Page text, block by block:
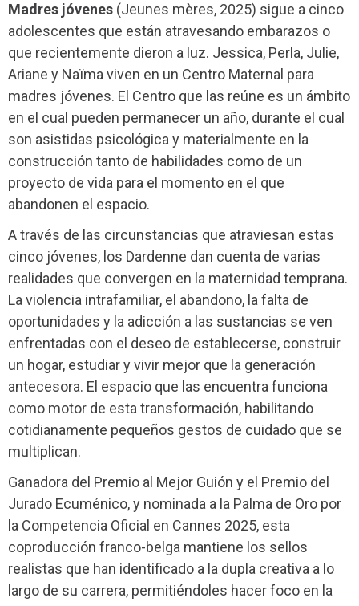
Madres jóvenes (Jeunes mères, 2025) sigue a cinco
adolescentes que están atravesando embarazos o
que recientemente dieron a luz. Jessica, Perla, Julie,
Ariane y Naïma viven en un Centro Maternal para
madres jóvenes. El Centro que las reúne es un ámbito
en el cual pueden permanecer un año, durante el cual
son asistidas psicológica y materialmente en la
construcción tanto de habilidades como de un
proyecto de vida para el momento en el que
abandonen el espacio.
A través de las circunstancias que atraviesan estas
cinco jóvenes, los Dardenne dan cuenta de varias
realidades que convergen en la maternidad temprana.
La violencia intrafamiliar, el abandono, la falta de
oportunidades y la adicción a las sustancias se ven
enfrentadas con el deseo de establecerse, construir
un hogar, estudiar y vivir mejor que la generación
antecesora. El espacio que las encuentra funciona
como motor de esta transformación, habilitando
cotidianamente pequeños gestos de cuidado que se
multiplican.
Ganadora del Premio al Mejor Guión y el Premio del
Jurado Ecuménico, y nominada a la Palma de Oro por
la Competencia Oficial en Cannes 2025, esta
coproducción franco-belga mantiene los sellos
realistas que han identificado a la dupla creativa a lo
largo de su carrera, permitiéndoles hacer foco en la